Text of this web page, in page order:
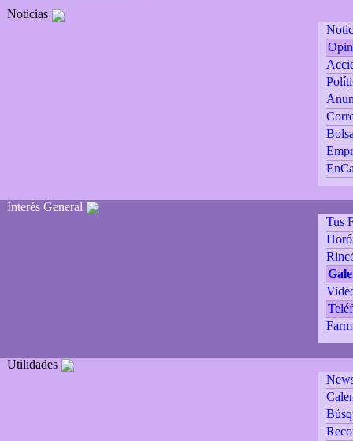
Noticias
Interés General
Tus
Utilidades